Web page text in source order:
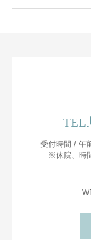
TEL.
受付時間 / 午
※休院、時